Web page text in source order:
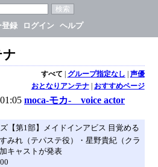
登録 ログイン ヘルプ
すべて | グループ指定なし | 声優
おとなりアンテナ| おすすめページ
moca-モカ- voice actor
【第1部】メイドインアビス 目覚める
みれ（テパステ役）・星野貴紀（クラ
キャストが発表